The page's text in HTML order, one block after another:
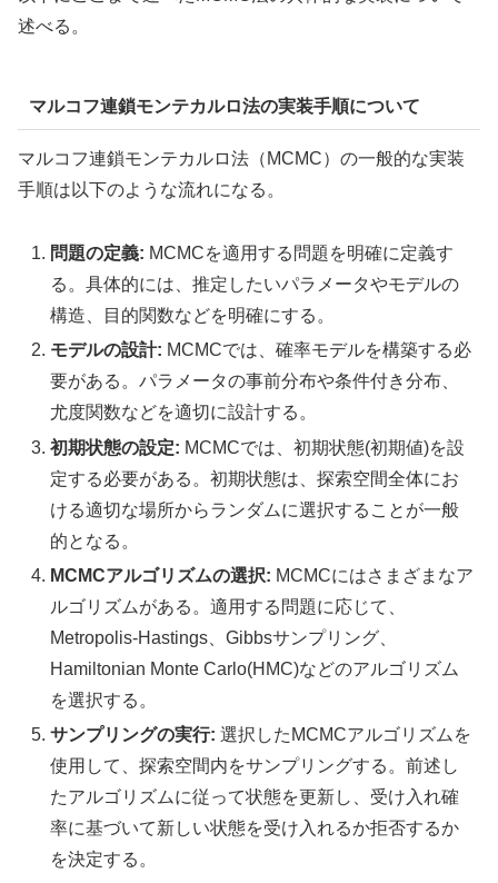
述べる。
マルコフ連鎖モンテカルロ法の実装手順について
マルコフ連鎖モンテカルロ法（MCMC）の一般的な実装
手順は以下のような流れになる。
問題の定義: MCMCを適用する問題を明確に定義す
る。具体的には、推定したいパラメータやモデルの
構造、目的関数などを明確にする。
モデルの設計: MCMCでは、確率モデルを構築する必
要がある。パラメータの事前分布や条件付き分布、
尤度関数などを適切に設計する。
初期状態の設定: MCMCでは、初期状態(初期値)を設
定する必要がある。初期状態は、探索空間全体にお
ける適切な場所からランダムに選択することが一般
的となる。
MCMCアルゴリズムの選択: MCMCにはさまざまなア
ルゴリズムがある。適用する問題に応じて、
Metropolis-Hastings、Gibbsサンプリング、
Hamiltonian Monte Carlo(HMC)などのアルゴリズム
を選択する。
サンプリングの実行: 選択したMCMCアルゴリズムを
使用して、探索空間内をサンプリングする。前述し
たアルゴリズムに従って状態を更新し、受け入れ確
率に基づいて新しい状態を受け入れるか拒否するか
を決定する。